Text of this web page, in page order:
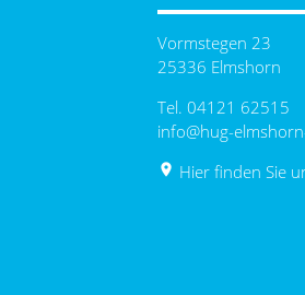
Vormstegen 23
25336 Elmshorn
Tel. 04121 62515
info@hug-
place Hier finden Sie